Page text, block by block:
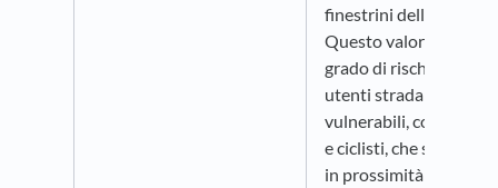
finestrini della cabina.
Questo valore indica il
grado di rischio per gli
utenti stradali più
vulnerabili, come
e ciclisti, che si trovano
in prossimità del